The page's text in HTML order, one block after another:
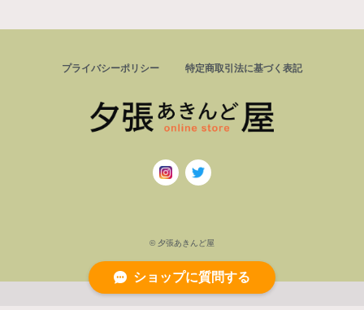
プライバシーポリシー 特定商取引法に基づく表記
© 夕張あきんど屋
ショップに質問する